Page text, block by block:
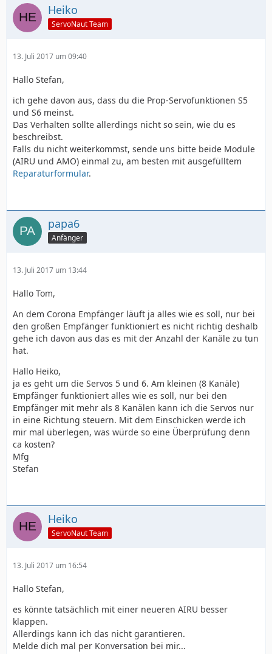
Heiko
ServoNaut Team
13. Juli 2017 um 09:40
Hallo Stefan,
ich gehe davon aus, dass du die Prop-Servofunktionen S5
und S6 meinst.
Das Verhalten sollte allerdings nicht so sein, wie du es
beschreibst.
Falls du nicht weiterkommst, sende uns bitte beide Module
(AIRU und AMO) einmal zu, am besten mit ausgefülltem
Reparaturformular.
papa6
Anfänger
13. Juli 2017 um 13:44
Hallo Tom,
An dem Corona Empfänger läuft ja alles wie es soll, nur bei
den großen Empfänger funktioniert es nicht richtig deshalb
gehe ich davon aus das es mit der Anzahl der Kanäle zu tun
hat.
Hallo Heiko,
ja es geht um die Servos 5 und 6. Am kleinen (8 Kanäle)
Empfänger funktioniert alles wie es soll, nur bei den
Empfänger mit mehr als 8 Kanälen kann ich die Servos nur
in eine Richtung steuern. Mit dem Einschicken werde ich
mir mal überlegen, was würde so eine Überprüfung denn
ca kosten?
Mfg
Stefan
Heiko
ServoNaut Team
13. Juli 2017 um 16:54
Hallo Stefan,
es könnte tatsächlich mit einer neueren AIRU besser
klappen.
Allerdings kann ich das nicht garantieren.
Melde dich mal per Konversation bei mir...